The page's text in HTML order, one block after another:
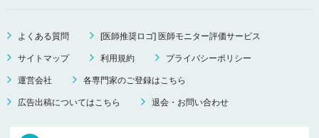
よくある質問 [医師推奨ロゴ] 医師モニター評価サービス
サイトマップ 利用規約 プライバシーポリシー
運営会社 各専門家のご登録はこちら
広告出稿についてはこちら 退会・お問い合わせ